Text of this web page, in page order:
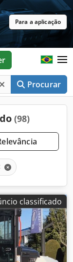
Para a aplicação
Procurar
(98)
classificado